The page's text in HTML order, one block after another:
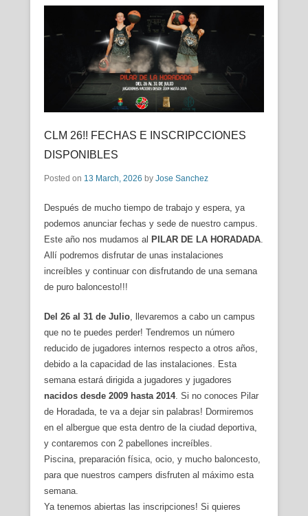
CLM 26!! FECHAS E INSCRIPCCIONES
DISPONIBLES
Posted on 13 March, 2026 by Jose Sanchez
Después de mucho tiempo de trabajo y espera, ya
podemos anunciar fechas y sede de nuestro campus.
Este año nos mudamos al PILAR DE LA HORADADA
Allí podremos disfrutar de unas instalaciones
increíbles y continuar con disfrutando de una semana
de puro baloncesto!!!
Del 26 al 31 de Julio , llevaremos a cabo un campus
que no te puedes perder! Tendremos un número
reducido de jugadores internos respecto a otros años,
debido a la capacidad de las instalaciones. Esta
semana estará dirigida a jugadores y jugadores
nacidos desde 2009 hasta 2014. Si no conoces Pilar
de Horadada, te va a dejar sin palabras! Dormiremos
en el albergue que esta dentro de la ciudad deportiva,
y contaremos con 2 pabellones increíbles.
Piscina, preparación física, ocio, y mucho baloncesto,
para que nuestros campers disfruten al máximo esta
semana.
Ya tenemos abiertas las inscripciones! Si quieres